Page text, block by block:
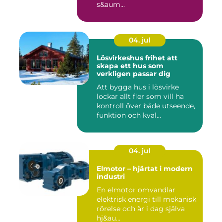
s&aum...
04. jul
Lösvirkeshus frihet att
skapa ett hus som
verkligen passar dig
Att bygga hus i lösvirke
lockar allt fler som vill ha
kontroll över både utseende,
funktion och kval...
04. jul
Elmotor – hjärtat i modern
industri
En elmotor omvandlar
elektrisk energi till mekanisk
rörelse och är i dag själva
hj&au...